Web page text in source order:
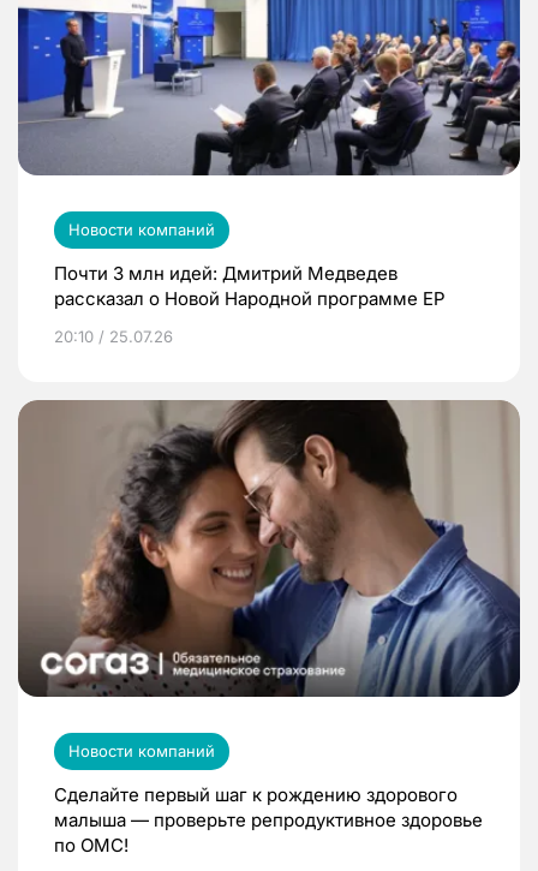
Новости компаний
Почти 3 млн идей: Дмитрий Медведев
рассказал о Новой Народной программе ЕР
20:10 / 25.07.26
Новости компаний
Сделайте первый шаг к рождению здорового
малыша — проверьте репродуктивное здоровье
по ОМС!